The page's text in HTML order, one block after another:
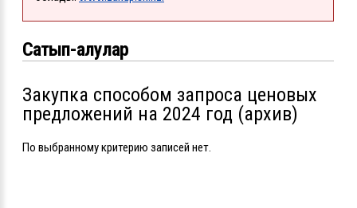
Сатып-алулар
Закупка способом запроса ценовых
предложений на 2024 год (архив)
По выбранному критерию записей нет.